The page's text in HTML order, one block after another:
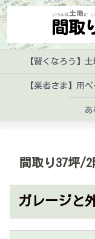
【賢くなろう】
【業者さま】用
あ
間取り37坪/2
ガレージと